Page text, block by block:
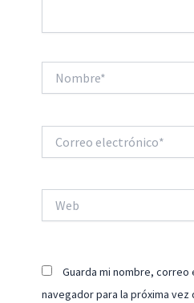
electrónico*
Guarda mi nombre,
navegador para la próxima vez